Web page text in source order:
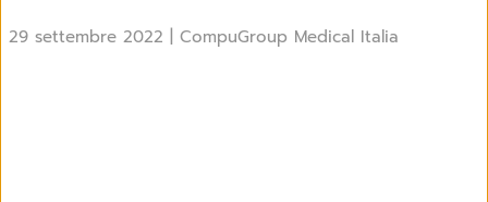
29 settembre 2022 CompuGroup Medical Italia